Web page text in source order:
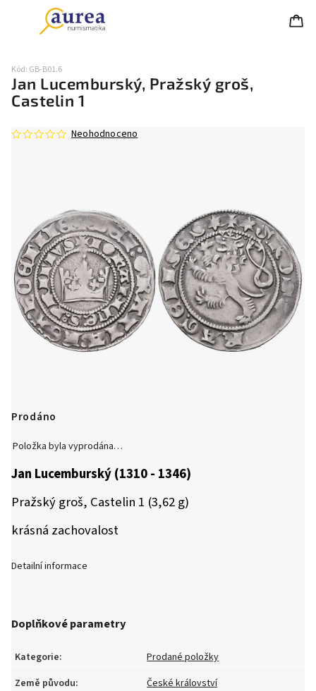
Jan Lucemburský, Pražský groš,
Castelin 1
Kód: GB-B01.6
Neohodnoceno
Prodáno
Položka byla vyprodána…
Jan Lucemburský (1310 - 1346)
Pražský groš, Castelin 1 (3,62 g)
krásná zachovalost
Detailní informace
Doplňkové parametry
Kategorie:
Prodané položky
Země původu:
České království